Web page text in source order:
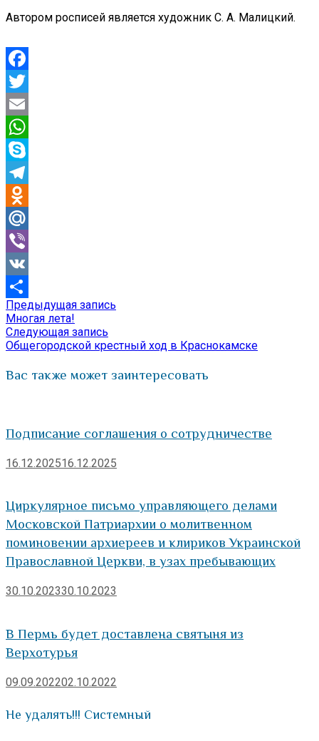
Автором росписей является художник С. А. Малицкий.
Facebook
Twitter
Email
WhatsApp
Skype
Telegram
Odnoklassniki
Mail.Ru
Viber
VK
Отправить
Навигация
по
записям
Предыдущая запись
Многая лета!
Следующая запись
запись:
Общегородской крестный ход в Краснокамске
Вас также может заинтересовать
Подписание соглашения о сотрудничестве
16.12.202516.12.2025
Циркулярное письмо управляющего делами
Московской Патриархии о молитвенном
поминовении архиереев и клириков Украинской
Православной Церкви, в узах пребывающих
30.10.202330.10.2023
В Пермь будет доставлена святыня из
Верхотурья
09.09.202202.10.2022
Не удалять!!! Системный